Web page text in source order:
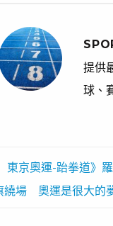
提供
球、
東京奧運-跆拳道》
繞場 奧運是很大的